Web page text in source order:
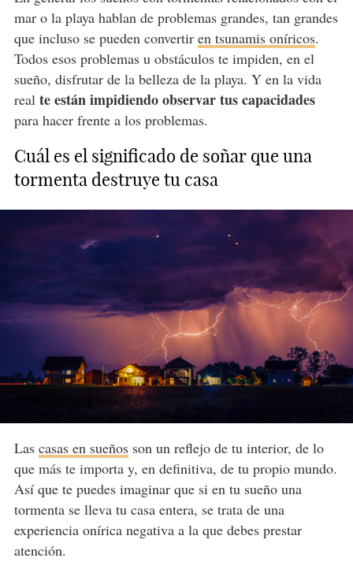
mar o la playa hablan de problemas grandes, tan grandes
que incluso se pueden convertir en tsunamis oníricos.
Todos esos problemas u obstáculos te impiden, en el
sueño, disfrutar de la belleza de la playa. Y en la vida
real te están impidiendo observar tus capacidades
para hacer frente a los problemas.
Cuál es el significado de soñar que una
tormenta destruye tu casa
Las casas en sueñosson un reflejo de tu interior, de lo
que más te importa y, en definitiva, de tu propio mundo.
Así que te puedes imaginar que si en tu sueño una
tormenta se lleva tu casa entera, se trata de una
experiencia onírica negativa a la que debes prestar
atención.